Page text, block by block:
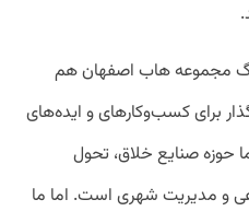
مجموعه هاب اصفهان هم
برای کسب‌وکارهای و ایده‌های
حوزه صنایع خلاق، تحول
و مدیریت شهری است. اما ما